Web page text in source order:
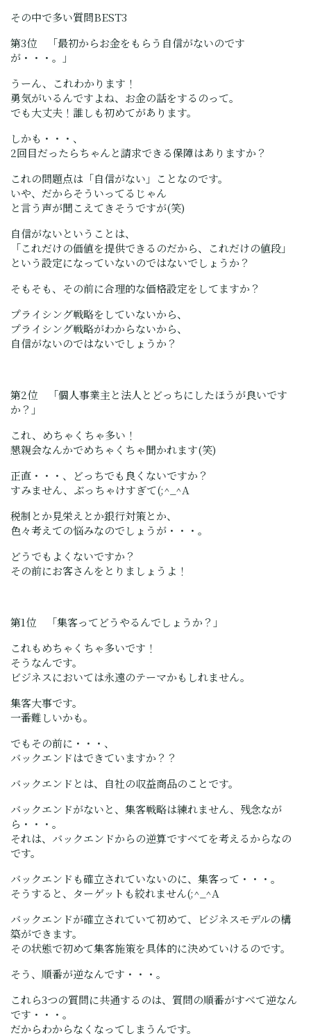
その中で多い質問BEST3
第3位 「最初からお金をもらう自信がないのです
が・・・。」
うーん、これわかります！
勇気がいるんですよね、お金の話をするのって。
でも大丈夫！誰しも初めてがあります。
しかも・・・、
2回目だったらちゃんと請求できる保障はありますか？
これの問題点は「自信がない」ことなのです。
いや、だからそういってるじゃん
と言う声が聞こえてきそうですが(笑)
自信がないということは、
「これだけの価値を提供できるのだから、これだけの値段」
という設定になっていないのではないでしょうか？
そもそも、その前に合理的な価格設定をしてますか？
プライシング戦略をしていないから、
プライシング戦略がわからないから、
自信がないのではないでしょうか？
第2位 「個人事業主と法人とどっちにしたほうが良いです
か？」
これ、めちゃくちゃ多い！
懇親会なんかでめちゃくちゃ聞かれます(笑)
正直・・・、どっちでも良くないですか？
すみません、ぶっちゃけすぎて(;^_^A
税制とか見栄えとか銀行対策とか、
色々考えての悩みなのでしょうが・・・。
どうでもよくないですか？
その前にお客さんをとりましょうよ！
第1位 「集客ってどうやるんでしょうか？」
これもめちゃくちゃ多いです！
そうなんです。
ビジネスにおいては永遠のテーマかもしれません。
集客大事です。
一番難しいかも。
でもその前に・・・、
バックエンドはできていますか？？
バックエンドとは、自社の収益商品のことです。
バックエンドがないと、集客戦略は練れません、残念なが
ら・・・。
それは、バックエンドからの逆算ですべてを考えるからなの
です。
バックエンドも確立されていないのに、集客って・・・。
そうすると、ターゲットも絞れません(;^_^A
バックエンドが確立されていて初めて、ビジネスモデルの構
築ができます。
その状態で初めて集客施策を具体的に決めていけるのです。
そう、順番が逆なんです・・・。
これら3つの質問に共通するのは、質問の順番がすべて逆なん
です・・・。
だからわからなくなってしまうんです。